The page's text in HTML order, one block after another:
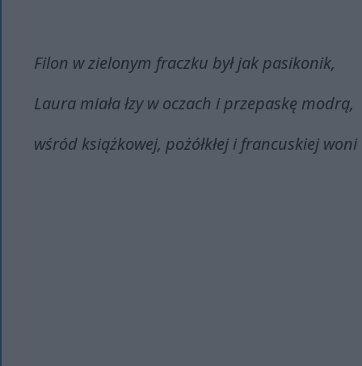
Filon w zielonym fraczku był jak pasikonik,
Laura miała łzy w oczach i przepaskę modrą,
wśród książkowej, pożółkłej i francuskiej woni